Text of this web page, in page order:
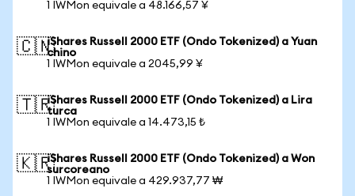
1 IWMon equivale a 48.166,57 ¥
🇨🇳iShares Russell 2000 ETF (Ondo Tokenized) a Yuan
chino
1 IWMon equivale a 2045,99 ¥
🇹🇷iShares Russell 2000 ETF (Ondo Tokenized) a Lira
turca
1 IWMon equivale a 14.473,15 ₺
🇰🇷iShares Russell 2000 ETF (Ondo Tokenized) a Won
surcoreano
1 IWMon equivale a 429.937,77 ₩